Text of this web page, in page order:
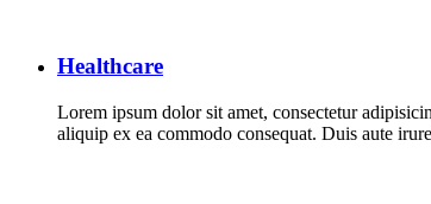
Healthcare
Lorem ipsum dolor sit amet, consectetur
aliquip ex ea commodo consequat. Duis aute